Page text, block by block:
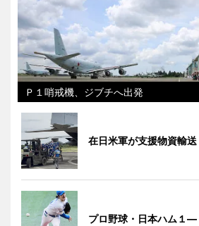
Ｐ１哨戒機、ジブチへ出発
在日米軍が支援物資輸送
プロ野球・日本ハム１―